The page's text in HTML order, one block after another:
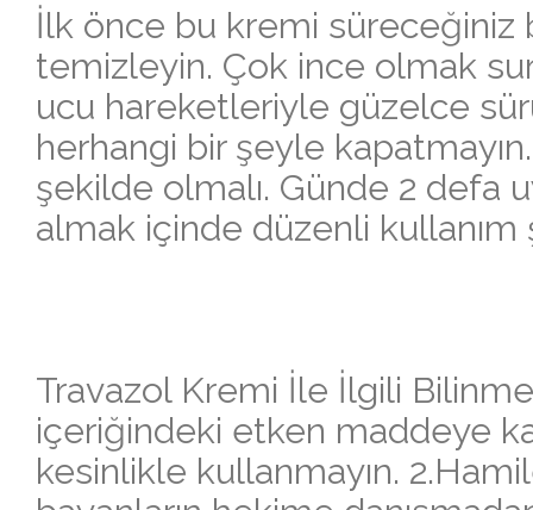
İlk önce bu kremi süreceğiniz
temizleyin. Çok ince olmak
ucu hareketleriyle güzelce
herhangi bir şeyle
şekilde olmalı. Günde 2 defa
almak içinde düzenli kullanım
Travazol Kremi İle İlgili
içeriğindeki etken maddeye
kesinlikle kullanmayın.